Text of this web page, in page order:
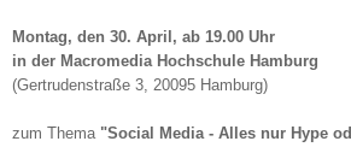
Montag, den 30. April, ab 19.00 Uhr
in der Macromedia Hochschule Hamburg
(Gertrudenstraße 3, 20095 Hamburg)
zum Thema "Social Media - Alles nur Hype